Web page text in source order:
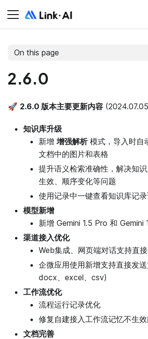
On this page
2.6.0
🚀 2.6.0 版本主要更新内容
知识库升级
新增 增强解析模式，导入时自
文档中的图片和表格
提升语义检索准确性，解决知
生效、顺序变化等问题
使用记录中一键查看知识库记
模型新增
新增 Gemini 1.5 Pro 和 Gemini
渠道接入优化
Web集成、网页端对话支持直
企微应用使用新增支持直接发送
docx、excel、csv)
工作流优化
流程运行记录优化
修复自建接入工作流记忆不生
文档完善